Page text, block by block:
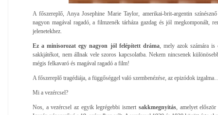
A főszereplő, Anya Josephine Marie Taylor, amerikai-brit-argentin
nagyon magával ragadó, a filmzenék tárháza gazdag és jól megkomponált,
jelenetekhez.
Ez a minisorozat egy nagyon jól felépített dráma, mely azok számára is
sakkjátékot, nem állnak vele szoros kapcsolatba. Nekem nincsenek
mégis felkavaró és magával ragadó a film!
A főszereplő tragédiája, a függőséggel való szembenézése, az epizódok
Mi a vezércsel?
Nos, a vezércsel az egyik legrégebbi ismert sakkmegnyitás, amelyet